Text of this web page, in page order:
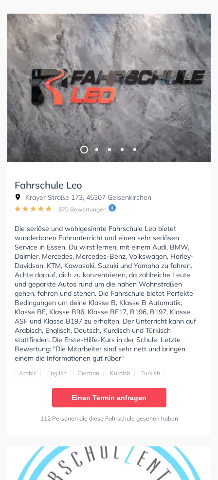
Fahrschule Leo
Krayer Straße 173, 45307 Gelsenkirchen
870 Bewertungen
Die seriöse und wohlgesinnte Fahrschule Leo bietet
wunderbaren Fahrunterricht und einen sehr seriösen
Service in Essen. Du wirst lernen, mit einem Audi, BMW,
Daimler, Mercedes, Mercedes-Benz, Volkswagen, Harley-
Davidson, KTM, Kawasaki, Suzuki und Yamaha zu fahren.
Achte darauf, dich zu konzentrieren, da zahlreiche Leute
und geparkte Autos rund um die nahen Wohnstraßen
gehen, fahren und stehen. Die Fahrschule bietet Perfekte
Bedingungen um deine Klasse B, Klasse B Automatik,
Klasse BE, Klasse B96, Klasse BF17, B196, B197, Klasse
ASF und Klasse B197 zu erhalten. Der Unterricht kann auf
Arabisch, Englisch, Deutsch, Kurdisch und Türkisch
stattfinden. Die Erste-Hilfe-Kurs in der Schule. Letzte
Bewertung: "Die Mitarbeiter sind sehr nett und bringen
einem die Informationen gut rüber"
Arabic English German Kurdish Turkish
Einen Termin anfragen
112 Personen die diese Fahrschule gesehen haben